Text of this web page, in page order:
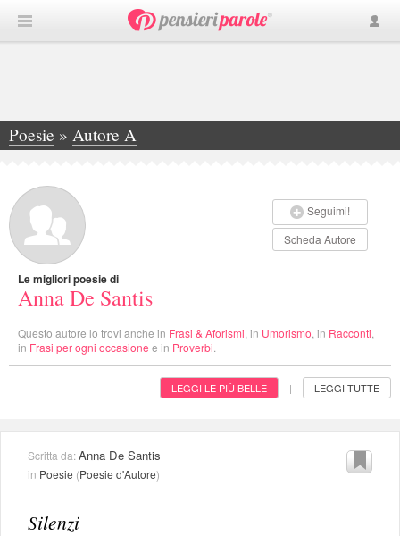
Poesie » Autore A
»Anna De Santis
Seguimi!
Scheda Autore
Le migliori poesie di
Anna De Santis
Questo autore lo trovi anche in Frasi & Aforismi , in Umorismo , in Racconti
in Frasi per ogni occasione e in Proverbi
LEGGI LE PIÙ BELLE | LEGGI TUTTE
Scritta da:Anna De Santis
in Poesie (Poesie d'Autore)
Silenzi